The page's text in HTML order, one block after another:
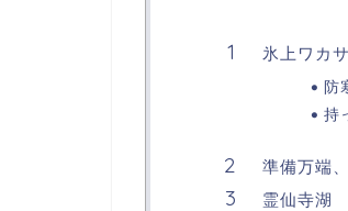
氷上ワカ
防
持
準備万端
霊仙寺湖